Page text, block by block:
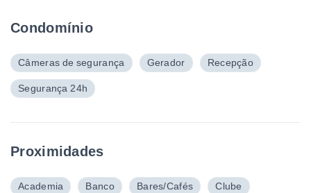
Condomínio
Câmeras de segurança Gerador Recepção
Segurança 24h
Proximidades
Academia Banco Bares/Cafés Clube